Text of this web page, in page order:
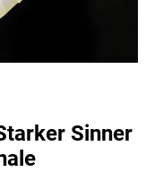
Sinner